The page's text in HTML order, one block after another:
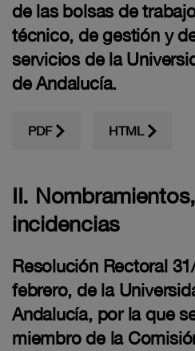
de las bolsas de
técnico, de gestión y
servicios de la
de Andalucía.
PDF HTML
II.
incidencias
Resolución Rectoral
febrero, de la
Andalucía, por la que
miembro de la